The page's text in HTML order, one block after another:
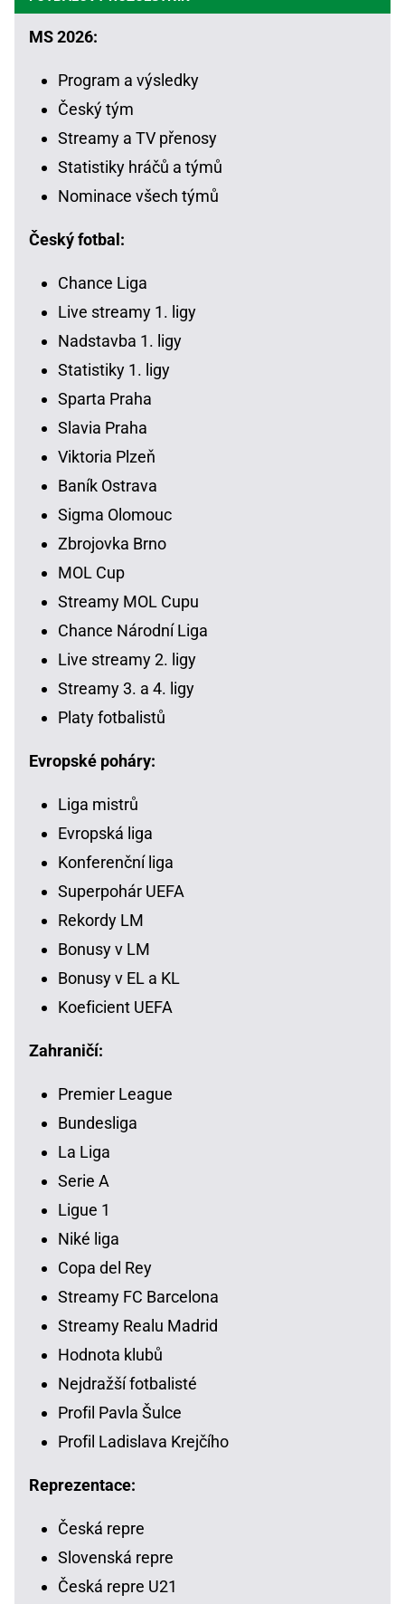
MS 2026:
Program a výsledky
Český tým
Streamy a TV přenosy
Statistiky hráčů a týmů
Nominace všech týmů
Český fotbal:
Chance Liga
Live streamy 1. ligy
Nadstavba 1. ligy
Statistiky 1. ligy
Sparta Praha
Slavia Praha
Viktoria Plzeň
Baník Ostrava
Sigma Olomouc
Zbrojovka Brno
MOL Cup
Streamy MOL Cupu
Chance Národní Liga
Live streamy 2. ligy
Streamy 3. a 4. ligy
Platy fotbalistů
Evropské poháry:
Liga mistrů
Evropská liga
Konferenční liga
Superpohár UEFA
Rekordy LM
Bonusy v LM
Bonusy v EL a KL
Koeficient UEFA
Zahraničí:
Premier League
Bundesliga
La Liga
Serie A
Ligue 1
Niké liga
Copa del Rey
Streamy FC Barcelona
Streamy Realu Madrid
Hodnota klubů
Nejdražší fotbalisté
Profil Pavla Šulce
Profil Ladislava Krejčího
Reprezentace:
Česká repre
Slovenská repre
Česká repre U21